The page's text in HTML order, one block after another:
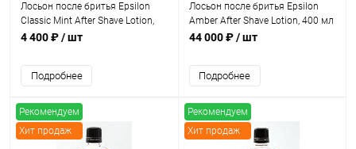
Лосьон после бритья Epsilon
Classic Mint After Shave Lotion,
400 мл
4 400 ₽/ шт
Подробнее
Лосьон после бритья Epsilon
Amber After Shave Lotion, 400 мл
44 000 ₽/ шт
Подробнее
Рекомендуем
Хит продаж
Рекомендуем
Хит продаж